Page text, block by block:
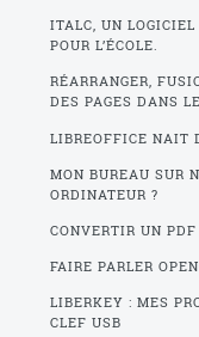
ITALC, UN
POUR L’ÉCOLE.
RÉARRANGER,
DES PAGES DANS
LIBREOFFICE NAIT
MON BUREAU SUR
ORDINATEUR ?
CONVERTIR UN PDF
FAIRE PARLER
LIBERKEY : MES
CLEF USB